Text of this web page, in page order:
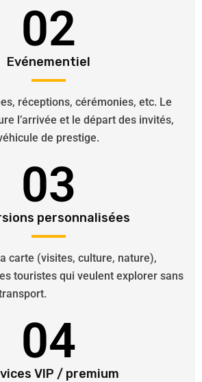
02
Evénementiel
réceptions, cérémonies, etc. Le
l’arrivée et le départ des invités,
de prestige.
03
personnalisées
carte (visites, culture, nature),
touristes qui veulent explorer sans
04
VIP / premium